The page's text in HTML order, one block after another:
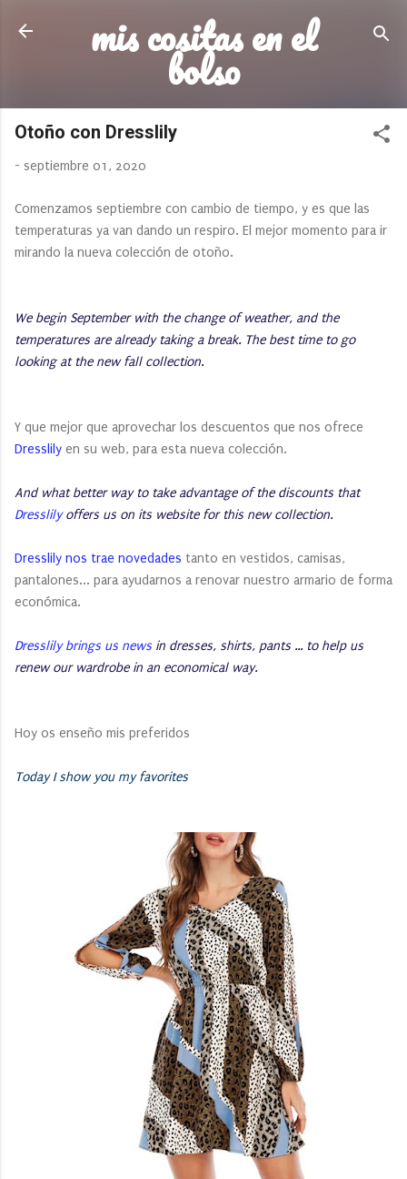
Ir al contenido principal
mis cositas en el
bolso
Otoño con Dresslily
- septiembre 01, 2020
Comenzamos septiembre con cambio de tiempo, y es que las
temperaturas ya van dando un respiro. El mejor momento para ir
mirando la nueva colección de otoño.
We begin September with the change of weather, and the
temperatures are already taking a break. The best time to go
looking at the new fall collection.
Y que mejor que aprovechar los descuentos que nos ofrece
Dresslily en su web, para esta nueva colección.
And what better way to take advantage of the discounts that
Dresslilyoffers us on its website for this new collection.
Dresslily nos trae novedades tanto en vestidos, camisas,
pantalones... para ayudarnos a renovar nuestro armario de forma
económica.
Dresslily brings us news in dresses, shirts, pants ... to help us
renew our wardrobe in an economical way.
Hoy os enseño mis preferidos
Today I show you my favorites